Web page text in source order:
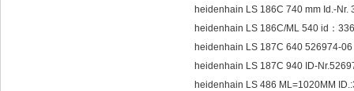
heidenhain LS 186C 740 mm Id.-Nr.
heidenhain LS 186C/ML 540 id：
heidenhain LS 187C 640 526974-06
heidenhain LS 187C 940 ID-
heidenhain LS 486 ML=1020MM